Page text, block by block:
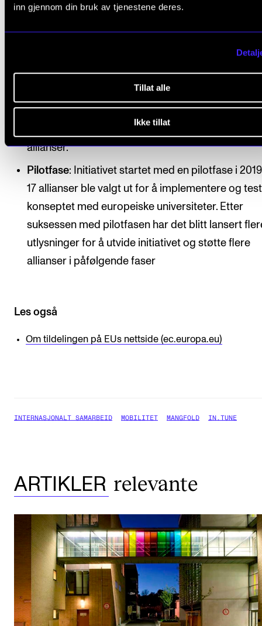
inn gjennom din bruk av tjenestene deres.
Tillat alle
Ikke tillat
Finansiering
: Initiativet mottar økonomisk støtte
EUs Erasmus+ program. Midler blir tildelt
allianser av universiteter for å støtte deres felles
aktiviteter, prosjekter og initiativer.
: Med denne tildelingen øker EU antall
til 50. Neste år er foreløpig siste søknadsrunde
allianser og målet er da at man har kommet opp i
allianser.
Pilotfase: Initiativet startet med en pilotfase i
17 allianser ble valgt ut for å implementere og
konseptet med europeiske universiteter. Etter
suksessen med pilotfasen har det blitt lansert
utlysninger for å utvide initiativet og støtte flere
allianser i påfølgende faser
Les også
Om tildelingen på EUs nettside (ec.europa.eu)
INTERNASJONALT SAMARBEID MOBILITET MANGFOLD IN.TUNE
ARTIKLER relevante